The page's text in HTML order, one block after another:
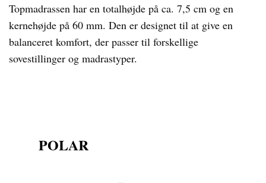
Topmadrassen har en totalhøjde på ca. 7,5 cm og en
kernehøjde på 60 mm. Den er designet til at give en
balanceret komfort, der passer til forskellige
sovestillinger og madrastyper.
POLAR